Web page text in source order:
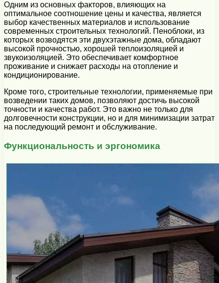
Одним из основных факторов, влияющих на
оптимальное соотношение цены и качества, является
выбор качественных материалов и использование
современных строительных технологий. Пеноблоки, из
которых возводятся эти двухэтажные дома, обладают
высокой прочностью, хорошей теплоизоляцией и
звукоизоляцией. Это обеспечивает комфортное
проживание и снижает расходы на отопление и
кондиционирование.
Кроме того, строительные технологии, применяемые при
возведении таких домов, позволяют достичь высокой
точности и качества работ. Это важно не только для
долговечности конструкции, но и для минимизации затрат
на последующий ремонт и обслуживание.
Функциональность и эргономика